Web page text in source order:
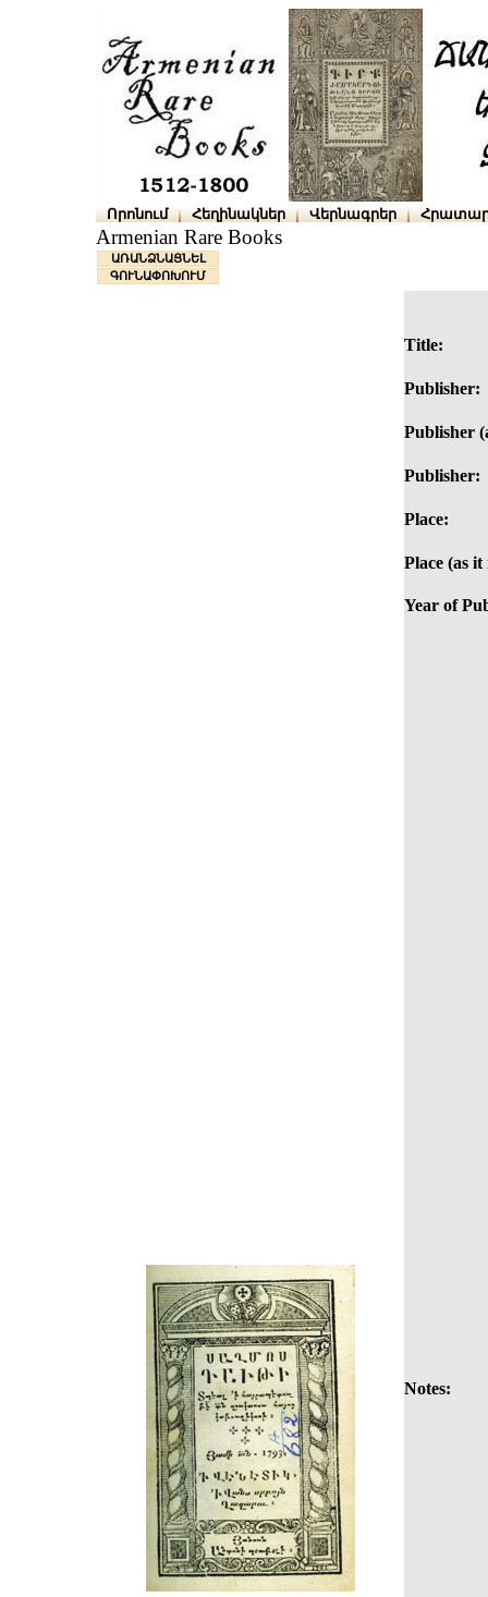
Որոնում Հեղինակներ Վերնագրեր
Armenian Rare Books
ԱՌԱՆՁՆԱՑՆԵԼ
ԳՈՒՆԱՓՈԽՈՒՄ
Title:
Publisher:
Publisher
Publisher:
Place:
Place (as
Year of
Notes: